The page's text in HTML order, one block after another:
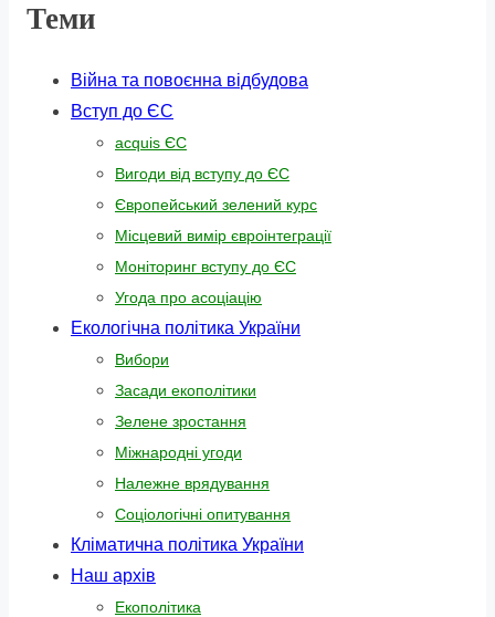
Теми
Війна та повоєнна відбудова
Вступ до ЄС
acquis ЄС
Вигоди від вступу до ЄС
Європейський зелений курс
Місцевий вимір євроінтеграції
Моніторинг вступу до ЄС
Угода про асоціацію
Екологічна політика України
Вибори
Засади екополітики
Зелене зростання
Міжнародні угоди
Належне врядування
Соціологічні опитування
Кліматична політика України
Наш архів
Екополітика